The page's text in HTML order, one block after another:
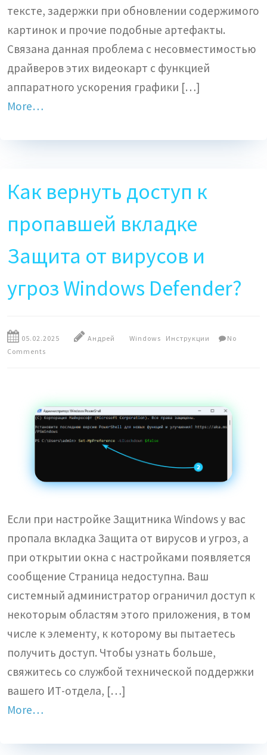
тексте, задержки при обновлении содержимого
картинок и прочие подобные артефакты.
Связана данная проблема с несовместимостью
драйверов этих видеокарт с функцией
аппаратного ускорения графики […]
More…
Как вернуть доступ к
пропавшей вкладке
Защита от вирусов и
угроз Windows Defender?
05.02.2025 Андрей Windows Инструкции
No
Comments
Если при настройке Защитника Windows у вас
пропала вкладка Защита от вирусов и угроз, а
при открытии окна с настройками появляется
сообщение Страница недоступна. Ваш
системный администратор ограничил доступ к
некоторым областям этого приложения, в том
числе к элементу, к которому вы пытаетесь
получить доступ. Чтобы узнать больше,
свяжитесь со службой технической поддержки
вашего ИТ-отдела, […]
More…